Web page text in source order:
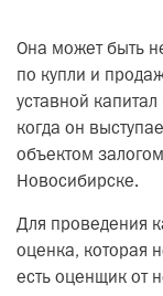
Она может быть
по купли и
уставной
когда он
объектом
Новосибирске.
Для проведения
оценка, которая
есть оценщик от